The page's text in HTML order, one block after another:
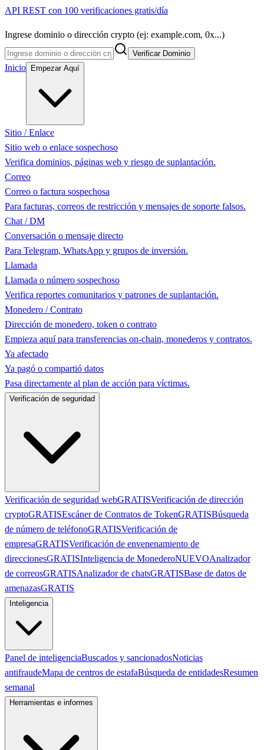
API REST con 100 verificaciones gratis/día
Ingrese dominio o dirección crypto (ej: example.com, 0x...)
Verificar Dominio
Inicio Empezar Aquí
Sitio / Enlace
Sitio web o enlace sospechoso
Verifica dominios, páginas web y riesgo de suplantación.
Correo
Correo o factura sospechosa
Para facturas, correos de restricción y mensajes de soporte falsos.
Chat / DM
Conversación o mensaje directo
Para Telegram, WhatsApp y grupos de inversión.
Llamada
Llamada o número sospechoso
Verifica reportes comunitarios y patrones de suplantación.
Monedero / Contrato
Dirección de monedero, token o contrato
Empieza aquí para transferencias on-chain, monederos y contratos.
Ya afectado
Ya pagó o compartió datos
Pasa directamente al plan de acción para víctimas.
Verificación de seguridad
Verificación de seguridad webGRATISVerificación de dirección
cryptoGRATISEscáner de Contratos de TokenGRATISBúsqueda
de número de teléfonoGRATISVerificación de
empresaGRATISVerificación de envenenamiento de
direccionesGRATISInteligencia de MonederoNUEVOAnalizador
de correosGRATISAnalizador de chatsGRATISBase de datos de
amenazasGRATIS
Inteligencia
Panel de inteligenciaBuscados y sancionadosNoticias
antifraudeMapa de centros de estafaBúsqueda de entidadesResumen
semanal
Herramientas e informes